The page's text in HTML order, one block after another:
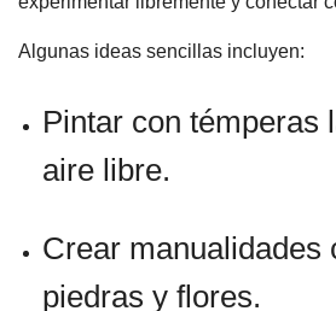
Algunas ideas sencillas incluyen:
Pintar con témperas
aire libre.
Crear manualidades
piedras y flores.